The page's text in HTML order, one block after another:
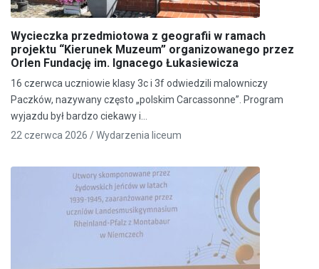
Wycieczka przedmiotowa z geografii w ramach
projektu “Kierunek Muzeum” organizowanego przez
Orlen Fundację im. Ignacego Łukasiewicza
16 czerwca uczniowie klasy 3c i 3f odwiedzili malowniczy
Paczków, nazywany często „polskim Carcassonne”. Program
wyjazdu był bardzo ciekawy i…
22 czerwca 2026 /Wydarzenia liceum